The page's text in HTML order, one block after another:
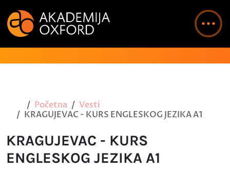
Početna
Vesti
KRAGUJEVAC - KURS ENGLESKOG JEZIKA A1
KRAGUJEVAC - KURS
ENGLESKOG JEZIKA A1